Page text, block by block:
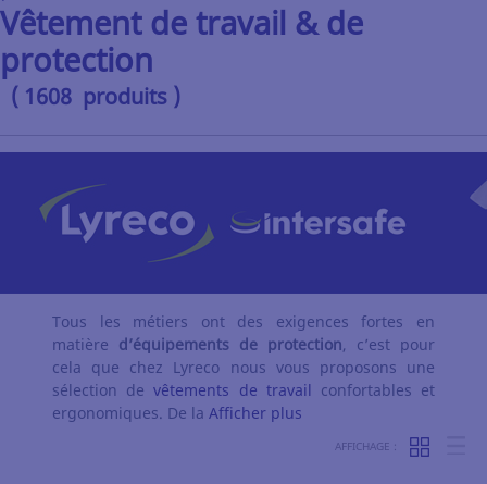
Vêtement de travail & de
protection
( 1608 produits )
Tous les métiers ont des exigences fortes en
matière d’équipements de protection, c’est pour
cela que chez Lyreco nous vous proposons une
sélection devêtements de travail confortables et
ergonomiques. De la Afficher plus
AFFICHAGE :